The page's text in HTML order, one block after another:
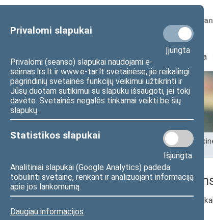
Privalomi slapukai
Įjungta
Privalomi (seanso) slapukai naudojami e-
seimas.lrs.lt ir www.e-tar.lt svetainėse, jie reikalingi
pagrindinių svetainės funkcijų veikimui užtikrinti ir
Jūsų duotam sutikimui su slapuku išsaugoti, jei tokį
davėte. Svetainės negalės tinkamai veikti be šių
slapukų.
Statistikos slapukai
Išjungta
Analitiniai slapukai (Google Analytics) padeda
tobulinti svetainę, renkant ir analizuojant informaciją
apie jos lankomumą.
Daugiau informacijos
Numatomos
Sudėtis Veikla
Seimo kanceliarija
Pradžia>Seimo kanceliarija >
2024 m. I pusmečio
2024 m. I pusmečio finansinių